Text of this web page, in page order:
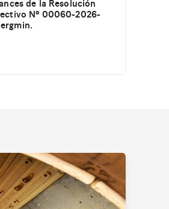
de la Resolución
Nº 00060-2026-